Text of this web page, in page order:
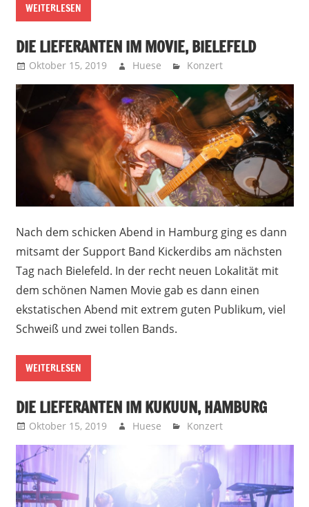
WEITERLESEN
DIE LIEFERANTEN IM MOVIE, BIELEFELD
Oktober 15, 2019 Huese Konzert
Nach dem schicken Abend in Hamburg ging es dann
mitsamt der Support Band Kickerdibs am nächsten
Tag nach Bielefeld. In der recht neuen Lokalität mit
dem schönen Namen Movie gab es dann einen
ekstatischen Abend mit extrem guten Publikum, viel
Schweiß und zwei tollen Bands.
WEITERLESEN
DIE LIEFERANTEN IM KUKUUN, HAMBURG
Oktober 15, 2019 Huese Konzert